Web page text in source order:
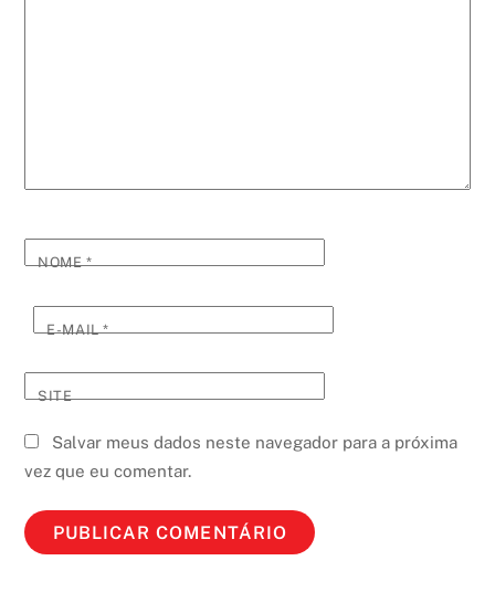
NOME*
E-MAIL*
SITE
Salvar meus dados neste navegador para a próxima
vez que eu comentar.